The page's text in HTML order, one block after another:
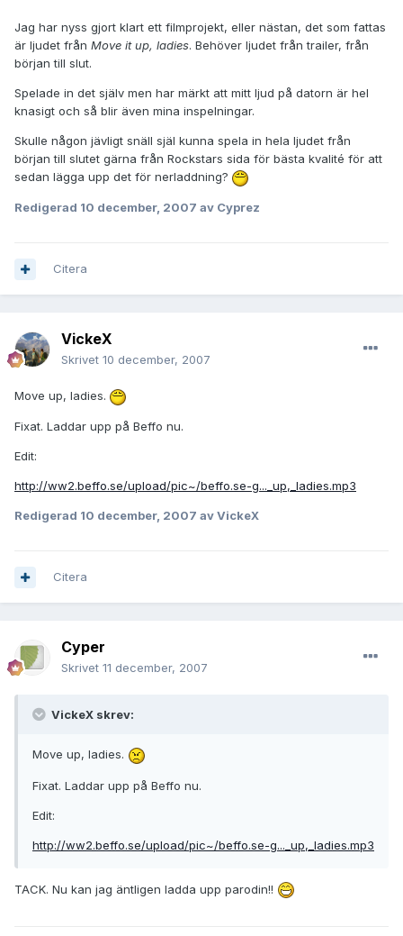
Jag har nyss gjort klart ett filmprojekt, eller nästan, det som fattas
är ljudet från Move it up, ladies. Behöver ljudet från trailer, från
början till slut.
Spelade in det själv men har märkt att mitt ljud på datorn är hel
knasigt och så blir även mina inspelningar.
Skulle någon jävligt snäll själ kunna spela in hela ljudet från
början till slutet gärna från Rockstars sida för bästa kvalité för att
sedan lägga upp det för nerladdning?
Redigerad 10 december, 2007 av Cyprez
Citera
VickeX
Skrivet 10 december, 2007
Move up, ladies.
Fixat. Laddar upp på Beffo nu.
Edit:
http://ww2.beffo.se/upload/pic~/beffo.se-g..._up,_ladies.mp3
Redigerad 10 december, 2007 av VickeX
Citera
Cyper
Skrivet 11 december, 2007
VickeX skrev:
Move up, ladies.
Fixat. Laddar upp på Beffo nu.
Edit:
http://ww2.beffo.se/upload/pic~/beffo.se-g..._up,_ladies.mp3
TACK. Nu kan jag äntligen ladda upp parodin!!